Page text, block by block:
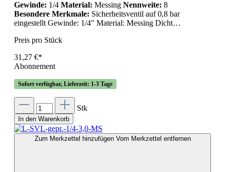
Gewinde: 1/4 Material: Messing Nennweite: 8
Besondere Merkmale: Sicherheitsventil auf 0,8 bar
eingestellt Gewinde: 1/4" Material: Messing Dicht…
Preis pro Stück
31,27 €*
Abonnement
Sofort verfügbar, Lieferzeit: 1-3 Tage
Stk
In den Warenkorb
Zum Merkzettel hinzufügen Vom Merkzettel entfernen